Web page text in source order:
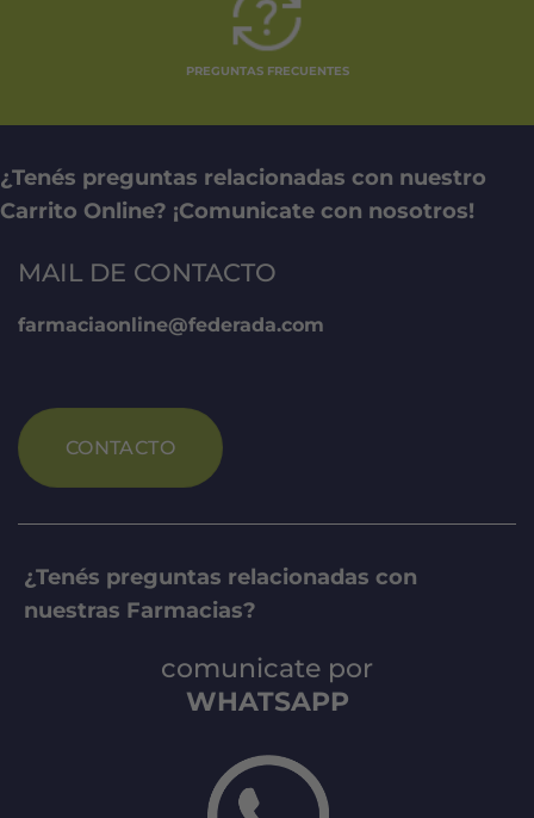
PREGUNTAS FRECUENTES
¿Tenés preguntas relacionadas con nuestro
Carrito Online? ¡Comunicate con nosotros!
MAIL DE CONTACTO
farmaciaonline@federada.com
CONTACTO
¿Tenés preguntas relacionadas con
nuestras Farmacias?
comunicate por
WHATSAPP